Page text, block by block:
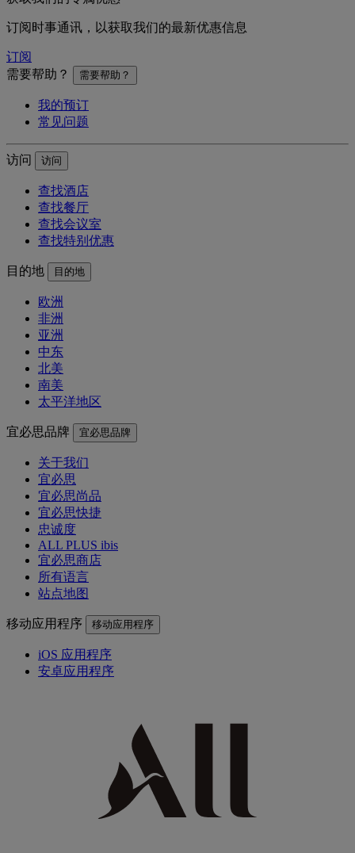
订阅时事通讯，以获取我们的最新优惠信息
订阅
需要帮助？
需要帮助？
我的预订
常见问题
访问 访问
查找酒店
查找餐厅
查找会议室
查找特别优惠
目的地 目的地
欧洲
非洲
亚洲
中东
北美
南美
太平洋地区
宜必思品牌 宜必思品牌
关于我们
宜必思
宜必思尚品
宜必思快捷
忠诚度
ALL PLUS ibis
宜必思商店
所有语言
站点地图
移动应用程序 移动应用程序
iOS 应用程序
安卓应用程序